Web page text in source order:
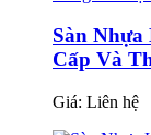
Sàn
Cấp Và
Giá: Liên hệ